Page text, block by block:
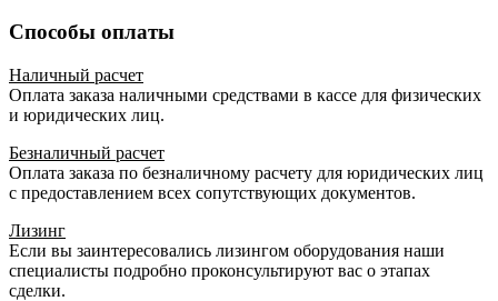
Способы оплаты
Наличный расчет
Оплата заказа наличными средствами в кассе для физических
и юридических лиц.
Безналичный расчет
Оплата заказа по безналичному расчету для юридических лиц
с предоставлением всех сопутствующих документов.
Лизинг
Если вы заинтересовались лизингом оборудования наши
специалисты подробно проконсультируют вас о этапах
сделки.